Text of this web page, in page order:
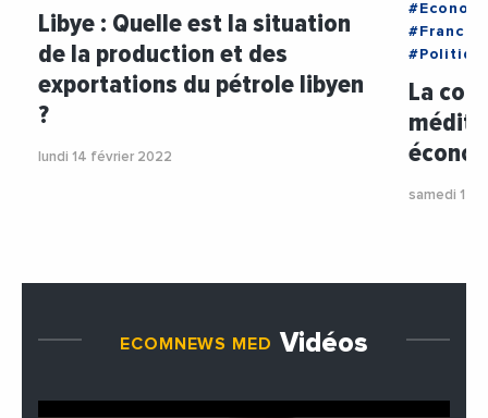
Libye : Quelle est la situation
de la production et des
exportations du pétrole libyen
?
lundi 14 février 2022
#France
La
samedi 12
ECOMNEWS MED Vidéos